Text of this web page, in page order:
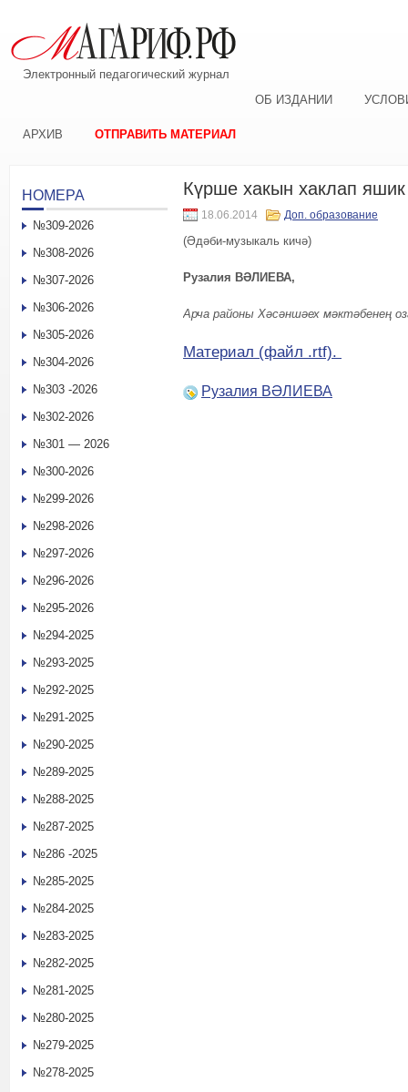
Электронный педагогический журнал
ОБ ИЗДАНИИ
АРХИВ ОТПРАВИТЬ МАТЕРИАЛ
Күрше хакын хаклап яшик
18.06.2014 Доп. образование
(Әдәби-музыкаль кичә)
Рузалия ВӘЛИЕВА,
Арча районы Хәсәншәех мәктәбенең
Материал (файл .rtf).
Рузалия ВӘЛИЕВА
НОМЕРА
№309-2026
№308-2026
№307-2026
№306-2026
№305-2026
№304-2026
№303 -2026
№302-2026
№301 — 2026
№300-2026
№299-2026
№298-2026
№297-2026
№296-2026
№295-2026
№294-2025
№293-2025
№292-2025
№291-2025
№290-2025
№289-2025
№288-2025
№287-2025
№286 -2025
№285-2025
№284-2025
№283-2025
№282-2025
№281-2025
№280-2025
№279-2025
№278-2025